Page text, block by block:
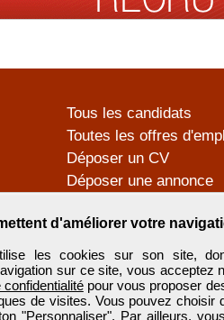
d'améliorer votre
les cookies sur son site,
sur ce site, vous acceptez
confidentialitépour vous proposer
de visites. Vous pouvez
"Personnaliser". Par ailleurs,
Tous les candidats
Toutes les offres
Déposer un CV
Déposer une annonce